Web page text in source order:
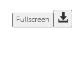
Fullscreen